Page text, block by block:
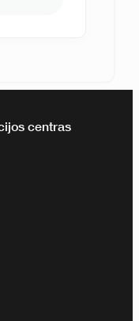
centras